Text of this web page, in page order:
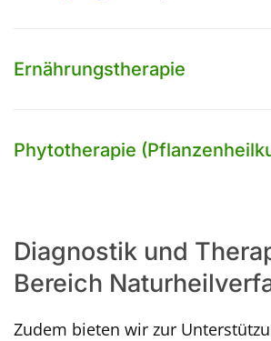
Ernährungstherapie
Phytotherapie
Diagnostik und
Bereich
Zudem bieten wir zur